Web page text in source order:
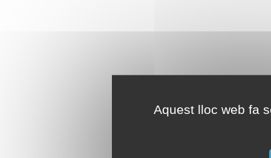
Aquest lloc web fa